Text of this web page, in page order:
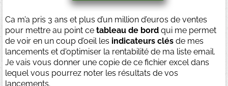
Ca m’a pris 3 ans et plus d’un million d’euros de ventes
pour mettre au point ce tableau de bord qui me permet
de voir en un coup d’oeil les indicateurs clés de mes
lancements et d'optimiser la rentabilité de ma liste email.
Je vais vous donner une copie de ce fichier excel dans
lequel vous pourrez noter les résultats de vos
lancements.